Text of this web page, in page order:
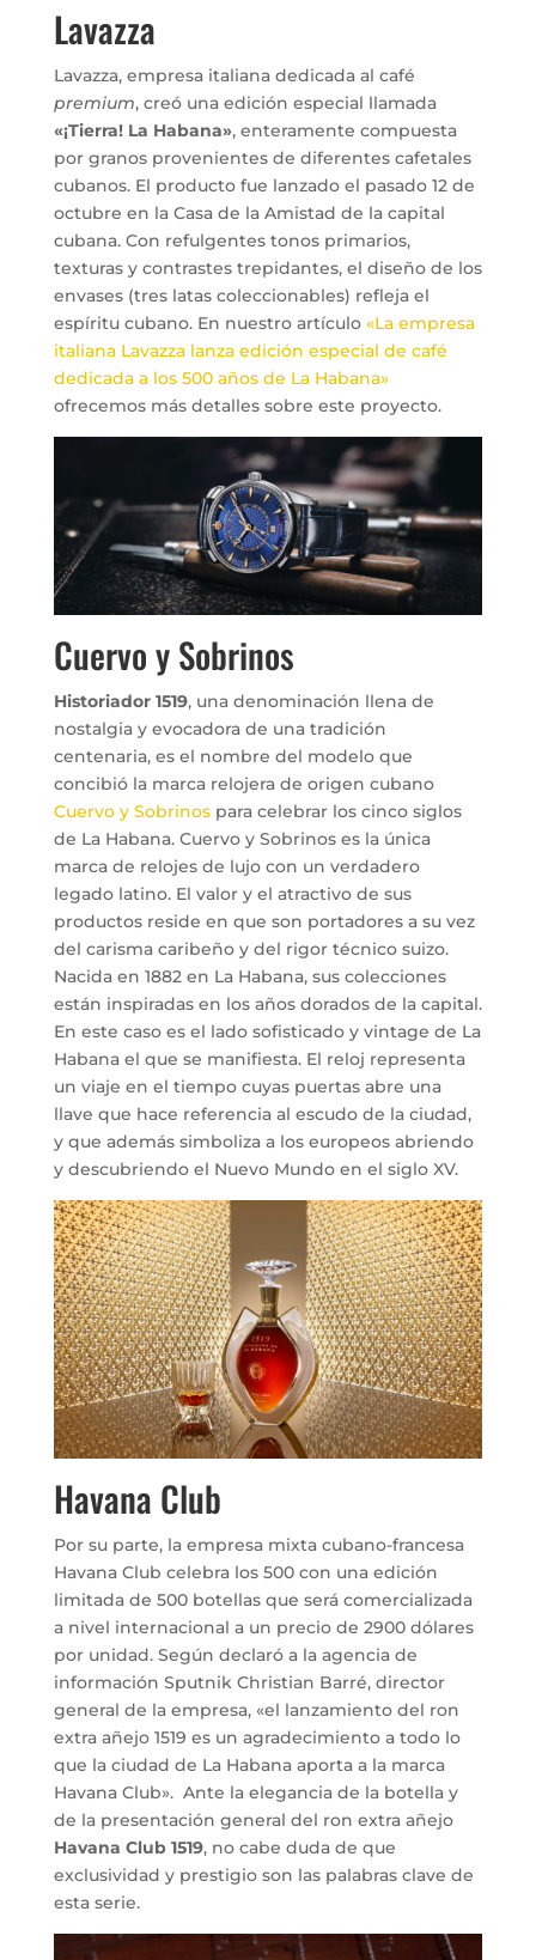
Lavazza
Lavazza, empresa italiana dedicada al café
premium, creó una edición especial llamada
«¡Tierra! La Habana», enteramente compuesta
por granos provenientes de diferentes cafetales
cubanos. El producto fue lanzado el pasado 12 de
octubre en la Casa de la Amistad de la capital
cubana. Con refulgentes tonos primarios,
texturas y contrastes trepidantes, el diseño de los
envases (tres latas coleccionables) refleja el
espíritu cubano. En nuestro artículo «La empresa
italiana Lavazza lanza edición especial de café
dedicada a los 500 años de La Habana»
ofrecemos más detalles sobre este proyecto.
Cuervo y Sobrinos
Historiador 1519, una denominación llena de
nostalgia y evocadora de una tradición
centenaria, es el nombre del modelo que
concibió la marca relojera de origen cubano
Cuervo y Sobrinospara celebrar los cinco siglos
de La Habana. Cuervo y Sobrinos es la única
marca de relojes de lujo con un verdadero
legado latino. El valor y el atractivo de sus
productos reside en que son portadores a su vez
del carisma caribeño y del rigor técnico suizo.
Nacida en 1882 en La Habana, sus colecciones
están inspiradas en los años dorados de la capital.
En este caso es el lado sofisticado y vintage de La
Habana el que se manifiesta. El reloj representa
un viaje en el tiempo cuyas puertas abre una
llave que hace referencia al escudo de la ciudad,
y que además simboliza a los europeos abriendo
y descubriendo el Nuevo Mundo en el siglo XV.
Havana Club
Por su parte, la empresa mixta cubano-francesa
Havana Club celebra los 500 con una edición
limitada de 500 botellas que será comercializada
a nivel internacional a un precio de 2900 dólares
por unidad. Según declaró a la agencia de
información Sputnik Christian Barré, director
general de la empresa, «el lanzamiento del ron
extra añejo 1519 es un agradecimiento a todo lo
que la ciudad de La Habana aporta a la marca
Havana Club». Ante la elegancia de la botella y
de la presentación general del ron extra añejo
Havana Club 1519, no cabe duda de que
exclusividad y prestigio son las palabras clave de
esta serie.